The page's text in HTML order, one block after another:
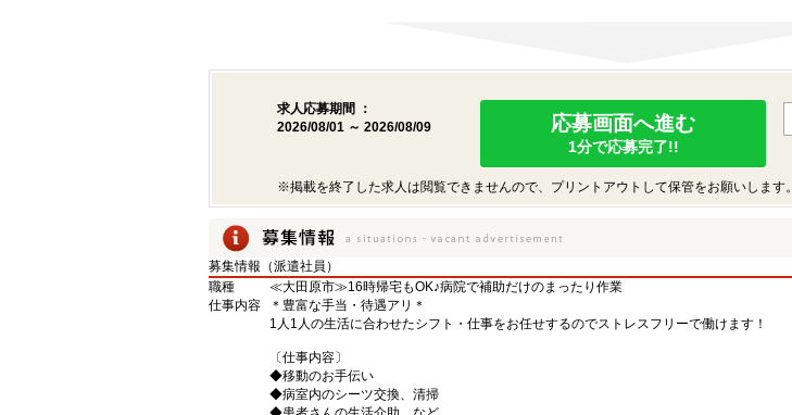
求人応募期間 ：
2026/08/01 ～ 2026/08/09
応募画面へ進む
1分で応募完了!!
※掲載を終了した求人は閲覧できませんので、プリントアウトして保管をお願いします。
募集情報（派遣社員）
職種
≪大田原市≫16時帰宅もOK♪病院で補助だけのまったり作業
仕事内容
＊豊富な手当・待遇アリ＊
1人1人の生活に合わせたシフト・仕事をお任せするのでストレスフリーで働けます！
〔仕事内容〕
◆移動のお手伝い
◆病室内のシーツ交換、清掃